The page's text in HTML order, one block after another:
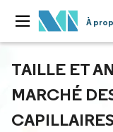
À
TAILLE ET
MARCHÉ